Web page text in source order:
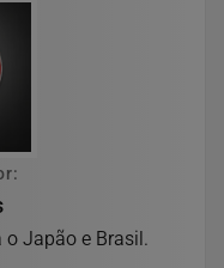
o Japão e Brasil.